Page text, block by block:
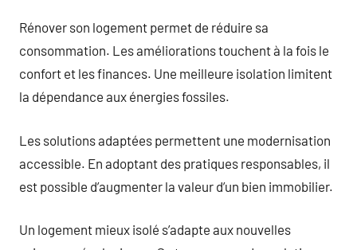
Rénover son logement permet de réduire sa
consommation. Les améliorations touchent à la fois le
confort et les finances. Une meilleure isolation limitent
la dépendance aux énergies fossiles.
Les solutions adaptées permettent une modernisation
accessible. En adoptant des pratiques responsables, il
est possible d’augmenter la valeur d’un bien immobilier.
Un logement mieux isolé s’adapte aux nouvelles